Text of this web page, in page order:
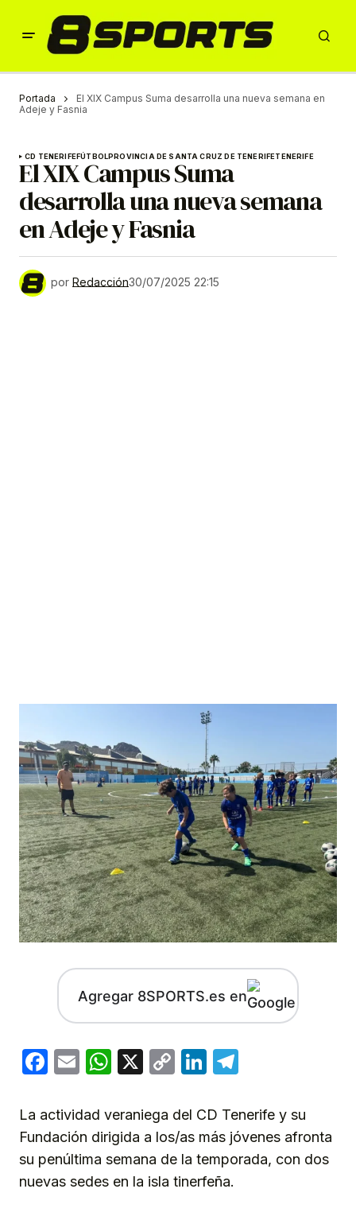
Portada
El XIX Campus Suma desarrolla una nueva semana en
Adeje y Fasnia
CD TENERIFEFÚTBOLPROVINCIA DE SANTA CRUZ DE TENERIFETENERIFE
El XIX Campus Suma
desarrolla una nueva semana
en Adeje y Fasnia
por Redacción30/07/2025 22:15
Agregar 8SPORTS.es en
Facebook
EmailWhatsApp
X
CopyLinkedIn
La actividad veraniega del CD Tenerife y su
Fundación dirigida a los/as más jóvenes afronta
su penúltima semana de la temporada, con dos
nuevas sedes en la isla tinerfeña.